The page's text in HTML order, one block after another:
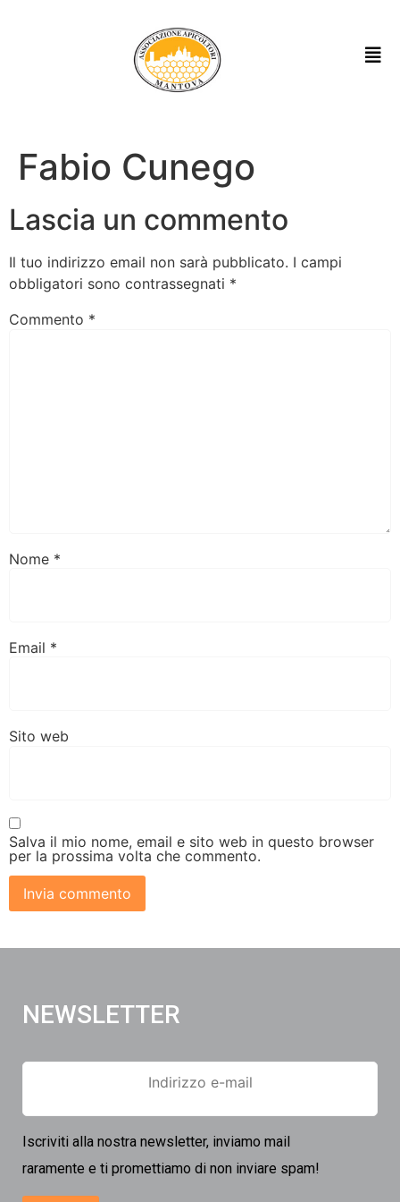
Fabio Cunego
Lascia un commento
Il tuo indirizzo email non sarà pubblicato. I campi
obbligatori sono contrassegnati *
Commento *
Nome *
Email *
Sito web
Salva il mio nome, email e sito web in questo browser
per la prossima volta che commento.
NEWSLETTER
Iscriviti alla nostra newsletter, inviamo mail
raramente e ti promettiamo di non inviare spam!